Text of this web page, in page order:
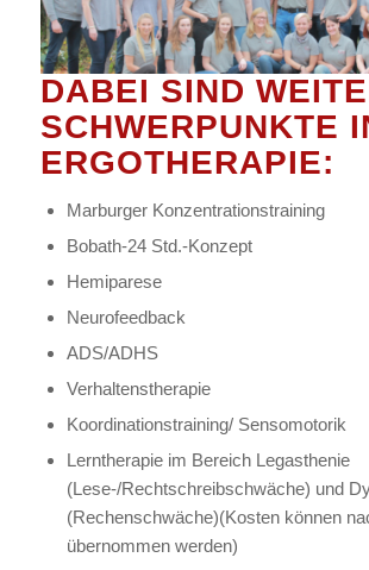
DABEI SIND
SCHWERPUNKTE
ERGOTHERAPIE:
Marburger Konzentrationstraining
Bobath-24 Std.-Konzept
Hemiparese
Neurofeedback
ADS/ADHS
Verhaltenstherapie
Koordinationstraining/ Sensomotorik
Lerntherapie im Bereich Legasthenie
(Lese-/Rechtschreibschwäche) und
(Rechenschwäche)(Kosten können
übernommen werden)